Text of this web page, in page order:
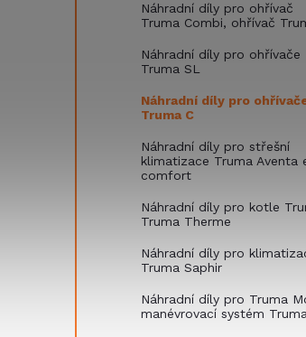
Náhradní díly pro ohřívač
Truma Combi, ohřívač
Náhradní díly pro ohřívače
Truma SL
Náhradní díly pro
Truma C
Náhradní díly pro střešní
klimatizace Truma Aventa
comfort
Náhradní díly pro kotle
Truma Therme
Náhradní díly pro
Truma Saphir
Náhradní díly pro Truma
manévrovací systém Truma